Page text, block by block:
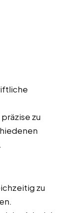
zu
zu